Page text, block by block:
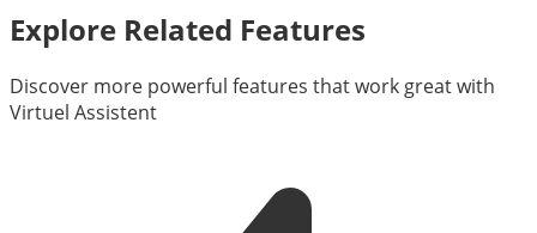
Explore Related Features
Discover more powerful features that work great with
Virtuel Assistent